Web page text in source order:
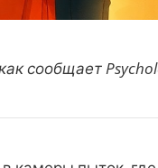
сообщает